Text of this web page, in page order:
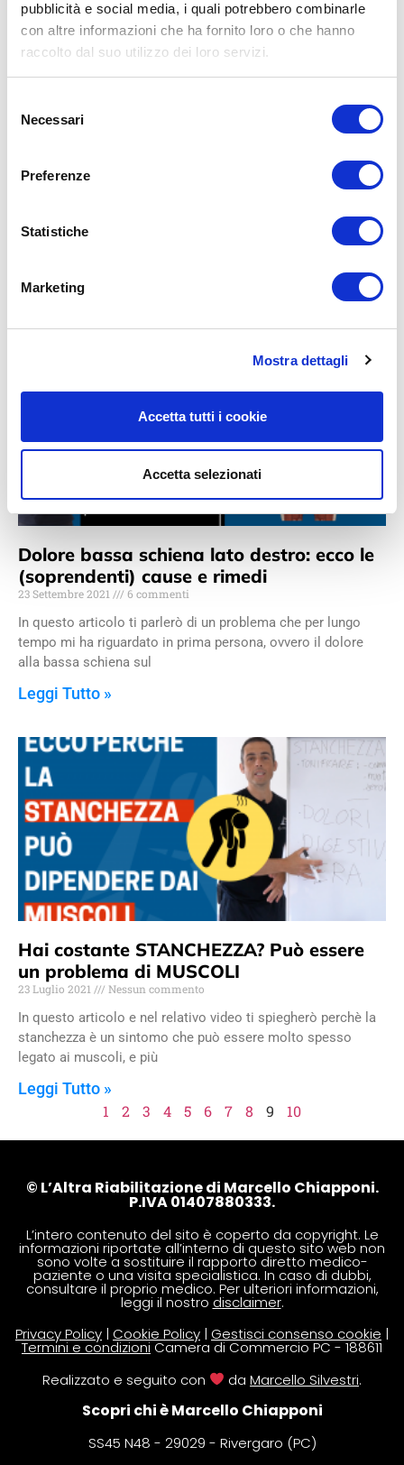
pubblicità e social media, i quali potrebbero combinarle
con altre informazioni che ha fornito loro o che hanno
raccolto dal suo utilizzo dei loro servizi.
delNecessari
Preferenze
Statistiche
Marketing
Mostra dettagli
Accetta tutti i cookie
Accetta selezionati
contemporaneamente)
In questo articolo ti parlerò di due problemi molto comuni,
che sicuramente rientrano nella “top 10” dei sintomi più
Leggi Tutto »
Dolore bassa schiena lato destro: ecco le
(soprendenti) cause e rimedi
23 Settembre 2021 6 commenti
In questo articolo ti parlerò di un problema che per lungo
tempo mi ha riguardato in prima persona, ovvero il dolore
alla bassa schiena sul
Leggi Tutto »
Hai costante STANCHEZZA? Può essere
un problema di MUSCOLI
23 Luglio 2021 Nessun commento
In questo articolo e nel relativo video ti spiegherò perchè la
stanchezza è un sintomo che può essere molto spesso
legato ai muscoli, e più
Leggi Tutto »
1
2 3 4 5 6 7 8 9 10
© L’Altra Riabilitazione di Marcello Chiapponi.
P.IVA 01407880333.
L’intero contenuto del sito è coperto da copyright. Le
informazioni riportate all’interno di questo sito web non
sono volte a sostituire il rapporto diretto medico-
paziente o una visita specialistica. In caso di dubbi,
consultare il proprio medico. Per ulteriori informazioni,
leggi il nostro disclaimer.
Privacy Policy | Cookie Policy | Gestisci consenso cookie |
Termini e condizioniCamera di Commercio PC - 188611
Realizzato e seguito con
daMarcello Silvestri.
Scopri chi è Marcello Chiapponi
SS45 N48 - 29029 - Rivergaro (PC)